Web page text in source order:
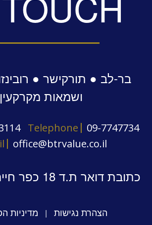
בר-לב ● תורקישר ●
ושמאות מקרקעין
Telephone
09-7747734
office@btrvalue.co.il
כתובת דואר ת.ד 18 כפר חיים, 4294500
הצהרת נגישות | מדיניות